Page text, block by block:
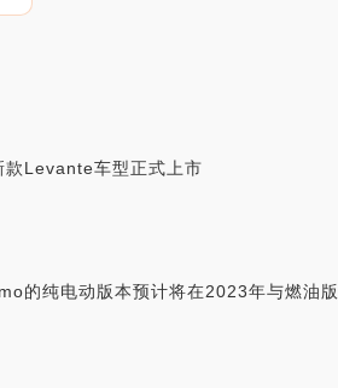
款Levante车型正式上市
的纯电动版本预计将在2023年与燃油版